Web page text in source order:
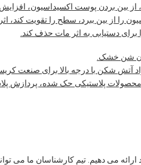
از بین بردن پوست اکسیداسیون،
را از بین ببرد، سطح را تقویت کند،
دستیابی به اثر مات حذف کند.
شن خشک.
شکن با درجه بالا برای صنعت
پلاستیکی حک شده، پردازش
ارائه می دهیم. تیم کارشناسان ما می